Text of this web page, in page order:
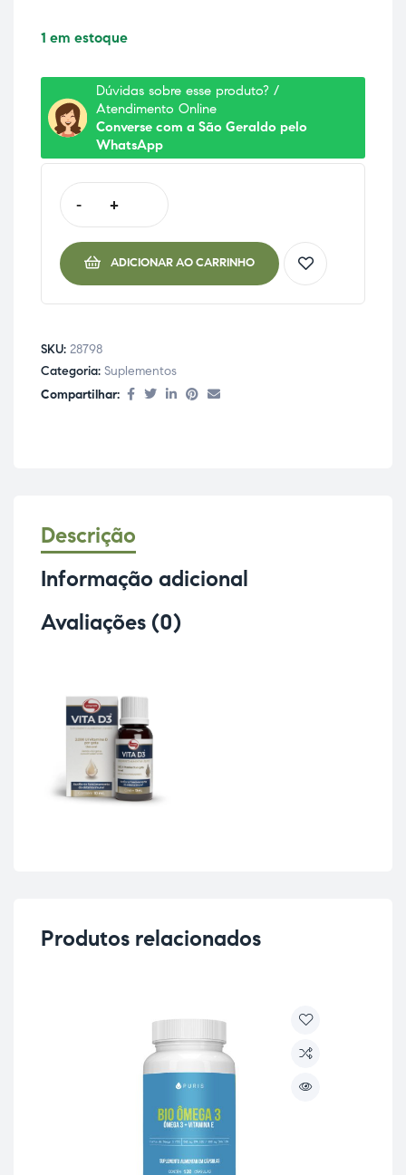
1 em estoque
Dúvidas sobre esse produto? /
Atendimento Online
Converse com a São Geraldo pelo
WhatsApp
- +
ADICIONAR AO CARRINHO
SKU: 28798
Categoria: Suplementos
Compartilhar:
Descrição
Informação adicional
Avaliações (0)
Produtos relacionados